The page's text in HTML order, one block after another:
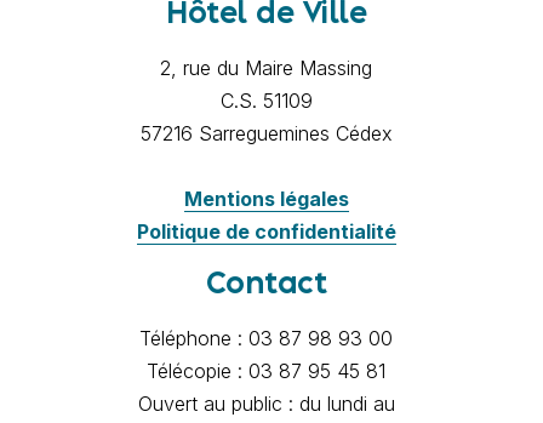
Hôtel de Ville
2, rue du Maire Massing
C.S. 51109
57216 Sarreguemines Cédex
Mentions légales
Politique de confidentialité
Contact
Téléphone : 03 87 98 93 00
Télécopie : 03 87 95 45 81
Ouvert au public : du lundi au